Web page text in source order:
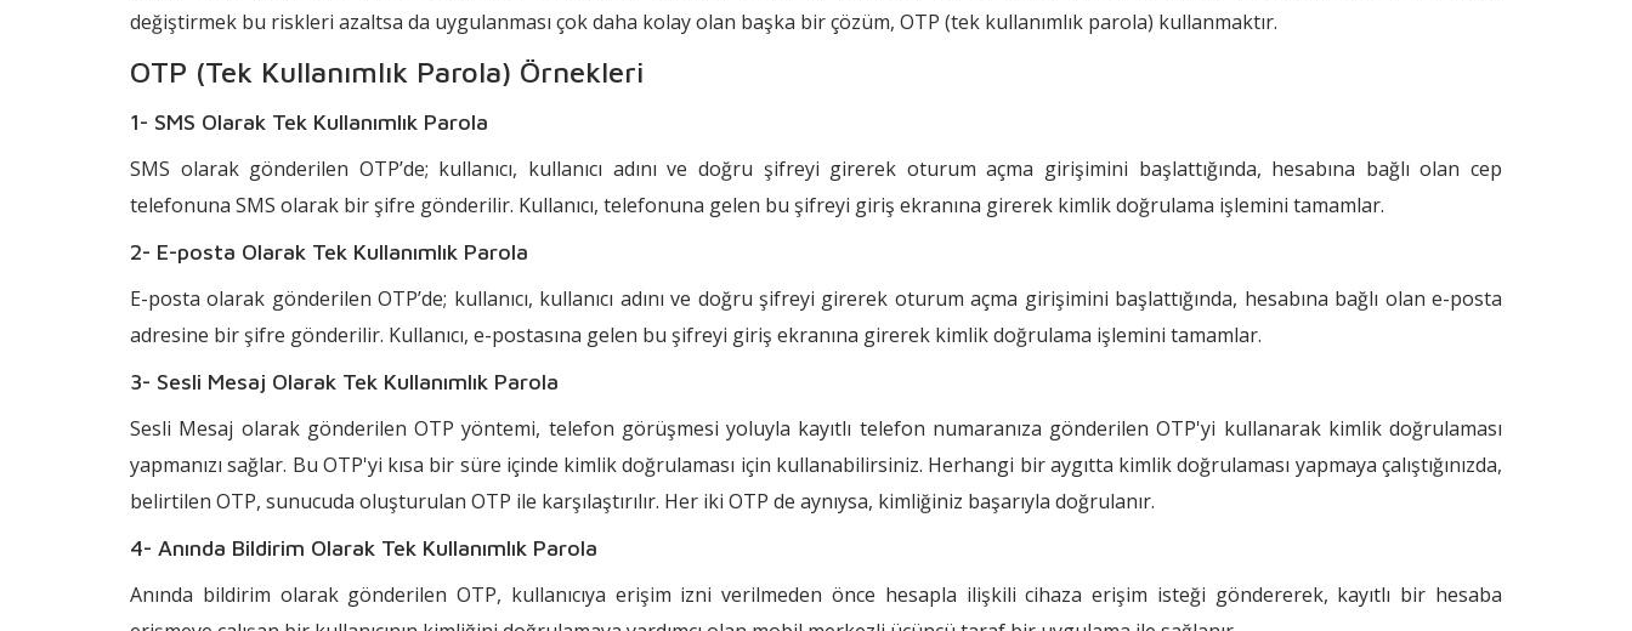
değiştirmek bu riskleri azaltsa da uygulanması çok daha kolay olan başka bir çözüm, OTP (tek kullanımlık parola) kullanmaktır.
OTP (Tek Kullanımlık Parola) Örnekleri
1- SMS Olarak Tek Kullanımlık Parola
SMS olarak gönderilen OTP’de; kullanıcı, kullanıcı adını ve doğru şifreyi girerek oturum açma girişimini başlattığında, hesabına bağlı olan cep
telefonuna SMS olarak bir şifre gönderilir. Kullanıcı, telefonuna gelen bu şifreyi giriş ekranına girerek kimlik doğrulama işlemini tamamlar.
2- E-posta Olarak Tek Kullanımlık Parola
E-posta olarak gönderilen OTP’de; kullanıcı, kullanıcı adını ve doğru şifreyi girerek oturum açma girişimini başlattığında, hesabına bağlı olan e-posta
adresine bir şifre gönderilir. Kullanıcı, e-postasına gelen bu şifreyi giriş ekranına girerek kimlik doğrulama işlemini tamamlar.
3- Sesli Mesaj Olarak Tek Kullanımlık Parola
Sesli Mesaj olarak gönderilen OTP yöntemi, telefon görüşmesi yoluyla kayıtlı telefon numaranıza gönderilen OTP'yi kullanarak kimlik doğrulaması
yapmanızı sağlar. Bu OTP'yi kısa bir süre içinde kimlik doğrulaması için kullanabilirsiniz. Herhangi bir aygıtta kimlik doğrulaması yapmaya çalıştığınızda,
belirtilen OTP, sunucuda oluşturulan OTP ile karşılaştırılır. Her iki OTP de aynıysa, kimliğiniz başarıyla doğrulanır.
4- Anında Bildirim Olarak Tek Kullanımlık Parola
Anında bildirim olarak gönderilen OTP, kullanıcıya erişim izni verilmeden önce hesapla ilişkili cihaza erişim isteği göndererek, kayıtlı bir hesaba